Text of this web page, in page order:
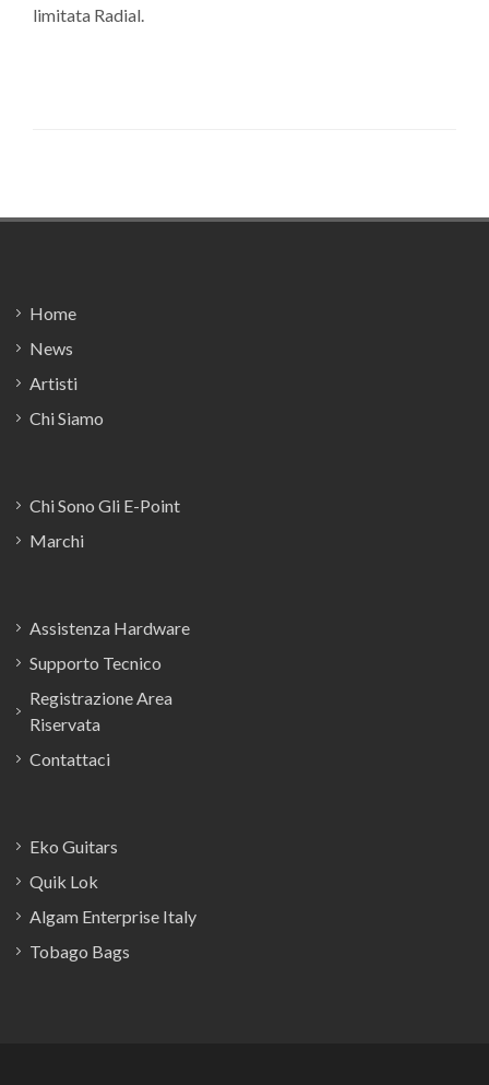
limitata Radial.
Home
News
Artisti
Chi Siamo
Chi Sono Gli E-Point
Marchi
Assistenza Hardware
Supporto Tecnico
Registrazione Area
Riservata
Contattaci
Eko Guitars
Quik Lok
Algam Enterprise Italy
Tobago Bags